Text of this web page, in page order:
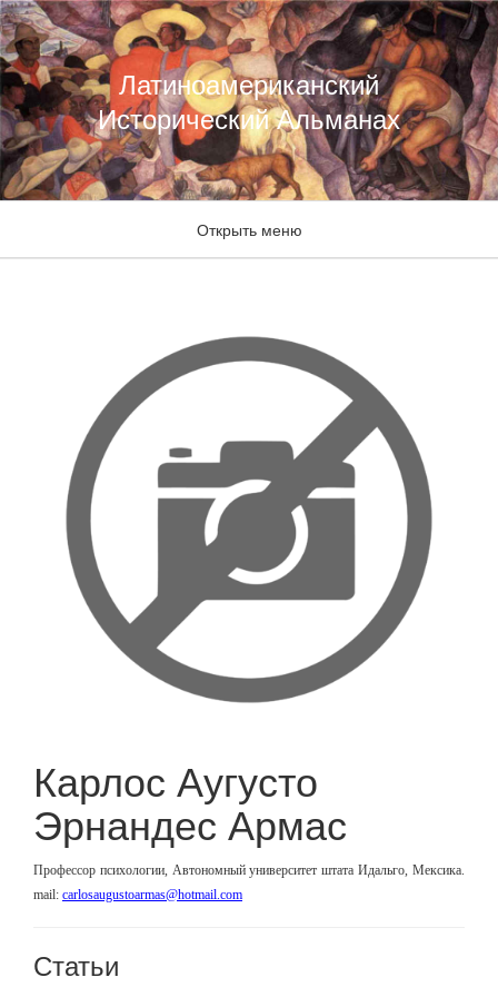
Латиноамериканский
Исторический Альманах
Открыть меню
Карлос Аугусто
Эрнандес Армас
Профессор психологии, Автономный университет штата Идальго, Мексика.
mail: carlosaugustoarmas@hotmail.com
Статьи